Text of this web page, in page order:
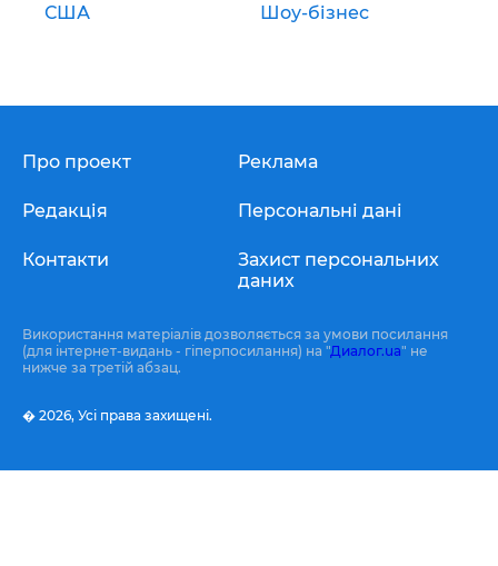
США Шоу-бізнес
Про проект
Редакція
Контакти
Реклама
Персональні дані
Захист персональних
даних
Використання матеріалів дозволяється за умови посилання
(для інтернет-видань - гіперпосилання) на "Диалог.ua" не
нижче за третій абзац.
� 2026, Усі права захищені.